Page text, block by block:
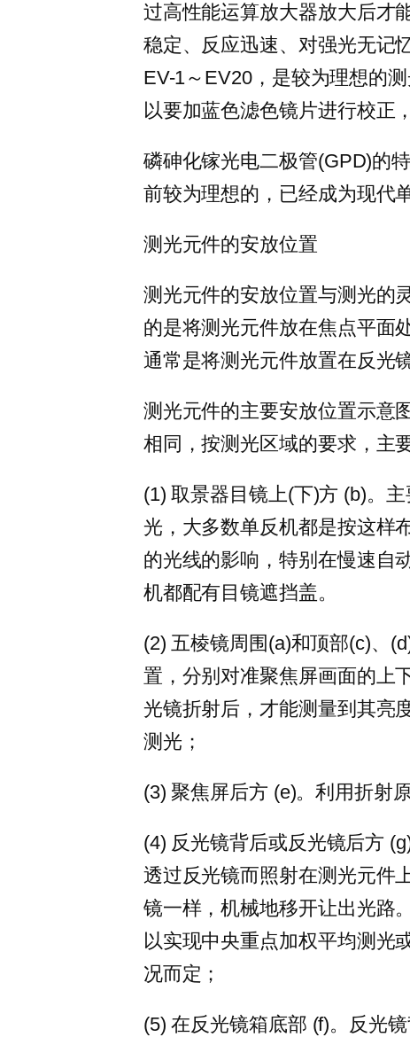
过高性能运算放大器放大后才
稳定、反应迅速、对强光无记
EV-1～EV20，是较为理想的
以要加蓝色滤色镜片进行校正
磷砷化镓光电二极管(GPD)的
前较为理想的，已经成为现代
测光元件的安放位置
测光元件的安放位置与测光的
的是将测光元件放在焦点平面
通常是将测光元件放置在反光
测光元件的主要安放位置示意
相同，按测光区域的要求，主
(1) 取景器目镜上(下)方 (b)。
光，大多数单反机都是按这样
的光线的影响，特别在慢速自
机都配有目镜遮挡盖。
(2) 五棱镜周围(a)和顶部(c)、
置，分别对准聚焦屏画面的上
光镜折射后，才能测量到其亮
测光；
(3) 聚焦屏后方 (e)。利用折射
(4) 反光镜背后或反光镜后方
透过反光镜而照射在测光元件
镜一样，机械地移开让出光路
以实现中央重点加权平均测光
况而定；
(5) 在反光镜箱底部 (f)。反光